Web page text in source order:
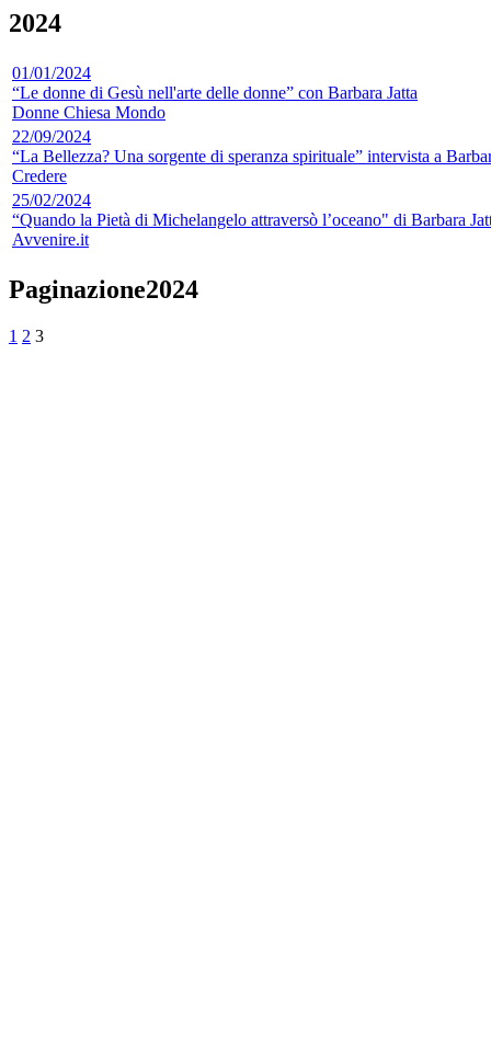
2024
01/01/2024
“Le donne di Gesù nell'arte delle donne” con Barbara Jatta
Donne Chiesa Mondo
22/09/2024
“La Bellezza? Una sorgente di speranza spirituale” intervista a
Credere
25/02/2024
“Quando la Pietà di Michelangelo attraversò l’oceano" di Barbara
Avvenire.it
Paginazione2024
1 2 3